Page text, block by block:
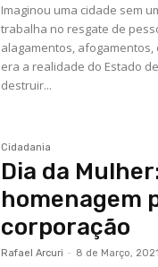
Imaginou uma cidade sem
trabalha no resgate de
alagamentos, afogamentos,
era a realidade do Estado de São Paulo.
destruir...
Cidadania
Dia da
homenagem
corporação
Rafael Arcuri - 8 de Março, 2021